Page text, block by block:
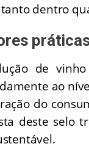
dentro
de
ao
do
deste selo